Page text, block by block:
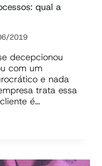
qual a
2019
decepcionou
com um
e nada
trata essa
é…